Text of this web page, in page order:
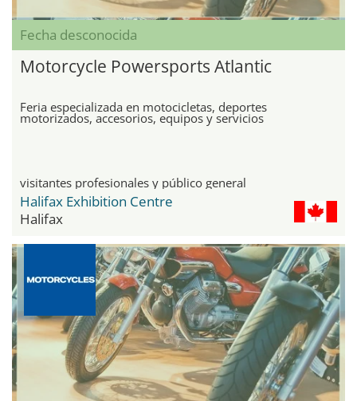
Fecha desconocida
Motorcycle Powersports Atlantic
Feria especializada en motocicletas, deportes
motorizados, accesorios, equipos y servicios
visitantes profesionales y público general
Halifax Exhibition Centre
Halifax